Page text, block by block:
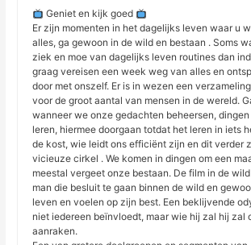
Geniet en kijk goed
Er zijn momenten in het dagelijks leven waar u
alles, ga gewoon in de wild en bestaan ​​. Soms
ziek en moe van dagelijks leven routines dan
graag vereisen een week weg van alles en
door met onszelf. Er is in wezen een
voor de groot aantal van mensen in de wereld.
wanneer we onze gedachten beheersen,
leren, hiermee doorgaan totdat het leren in iets
de kost, wie leidt ons efficiënt zijn en dit verder
vicieuze cirkel . We komen in dingen om een
meestal vergeet onze bestaan. De film in de
man die besluit te gaan binnen de wild en
leven en voelen op zijn best. Een beklijvende
niet iedereen beïnvloedt, maar wie hij zal hij zal
aanraken.